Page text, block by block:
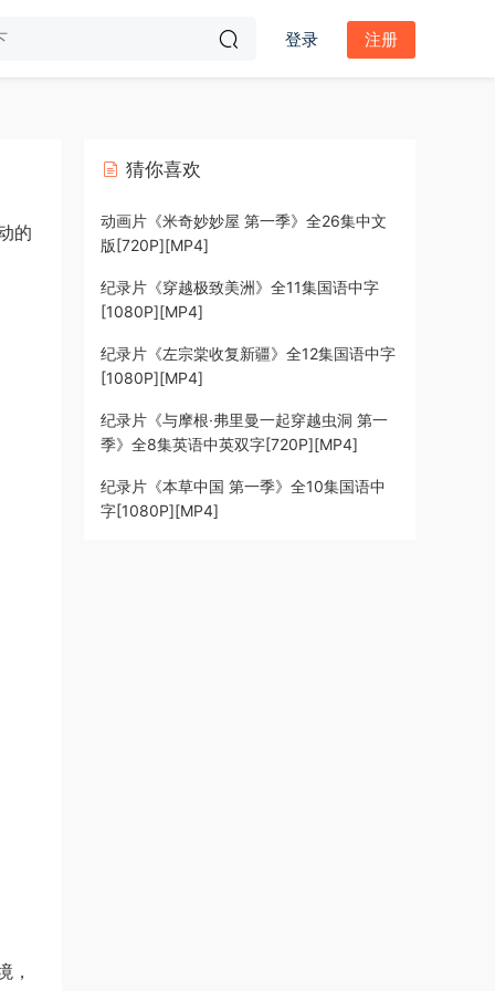
登录 注册
的
，
猜你喜欢
动画片《米奇妙妙屋 第一季》全26集中文
版[720P][MP4]
纪录片《穿越极致美洲》全11集国语中字
[1080P][MP4]
纪录片《左宗棠收复新疆》全12集国语中字
[1080P][MP4]
纪录片《与摩根·弗里曼一起穿越虫洞 第一
季》全8集英语中英双字[720P][MP4]
纪录片《本草中国 第一季》全10集国语中
字[1080P][MP4]